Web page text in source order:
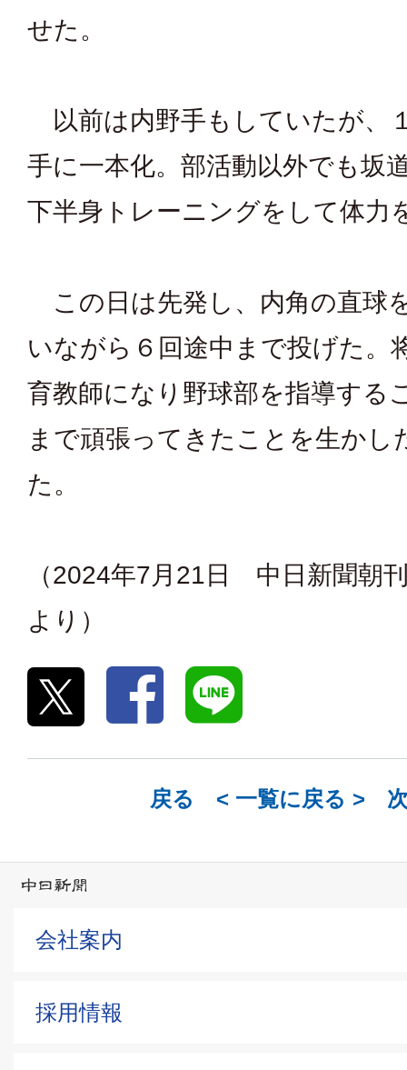
せた。
以前は内野手もしていたが、
手に一本化。部活動以外でも坂
下半身トレーニングをして体力
この日は先発し、内角の直球
いながら６回途中まで投げた。
育教師になり野球部を指導する
まで頑張ってきたことを生かし
た。
（2024年7月21日 中日新聞朝
より）
戻る < 一覧に戻る >
会社案内
採用情報